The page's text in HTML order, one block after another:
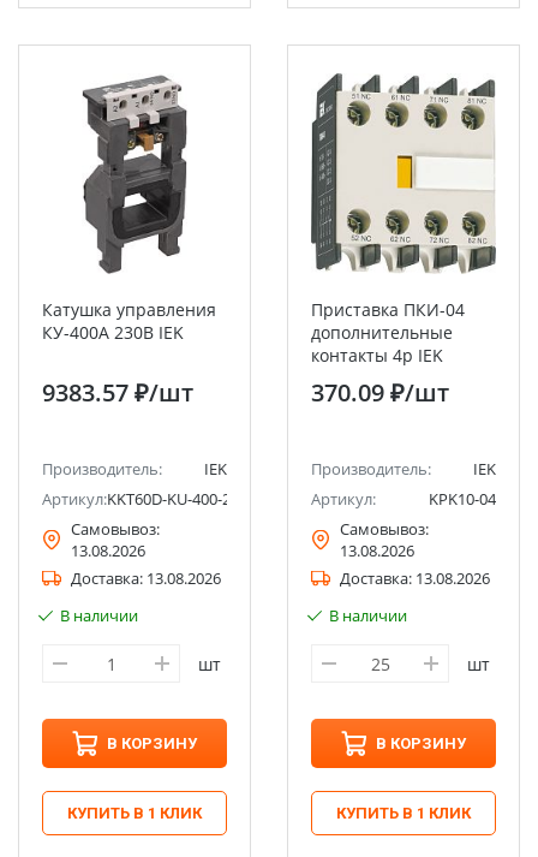
Катушка управления
КУ-400А 230В IEK
9383.57 ₽/шт
Производитель:
IEK
Артикул:KKT60D-KU-400-230
Самовывоз:
13.08.2026
Доставка: 13.08.2026
В наличии
шт
В КОРЗИНУ
КУПИТЬ В 1 КЛИК
Приставка ПКИ-04
дополнительные
контакты 4р IEK
370.09 ₽/шт
Производитель:
IEK
Артикул:
KPK10-04
Самовывоз:
13.08.2026
Доставка: 13.08.2026
В наличии
шт
В КОРЗИНУ
КУПИТЬ В 1 КЛИК